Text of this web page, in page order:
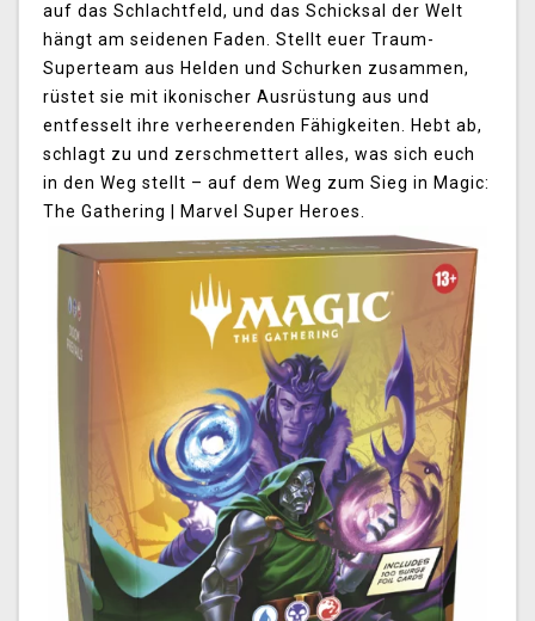
auf das Schlachtfeld, und das Schicksal der Welt
hängt am seidenen Faden. Stellt euer Traum-
Superteam aus Helden und Schurken zusammen,
rüstet sie mit ikonischer Ausrüstung aus und
entfesselt ihre verheerenden Fähigkeiten. Hebt ab,
schlagt zu und zerschmettert alles, was sich euch
in den Weg stellt – auf dem Weg zum Sieg in Magic:
The Gathering | Marvel Super Heroes.